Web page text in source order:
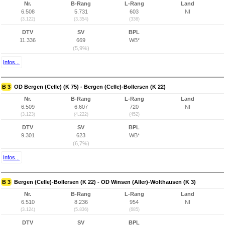
Nr.
6.508
(3.122)
B-Rang
5.731
(3.354)
L-Rang
603
(336)
Land
NI
DTV
11.336
SV
669
(5,9%)
BPL
WB*
Infos...
B 3 OD Bergen (Celle) (K 75) - Bergen (Celle)-Bollersen (K 22)
Nr.
6.509
(3.123)
B-Rang
6.607
(4.222)
L-Rang
720
(452)
Land
NI
DTV
9.301
SV
623
(6,7%)
BPL
WB*
Infos...
B 3 Bergen (Celle)-Bollersen (K 22) - OD Winsen (Aller)-Wolthausen (K 3)
Nr.
6.510
(3.124)
B-Rang
8.236
(5.836)
L-Rang
954
(685)
Land
NI
DTV
SV
BPL